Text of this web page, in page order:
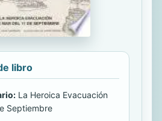
libro
La Heroica Evacuación
Septiembre